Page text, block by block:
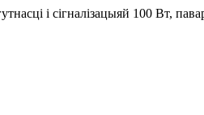
і сігналізацыяй 100 Вт,